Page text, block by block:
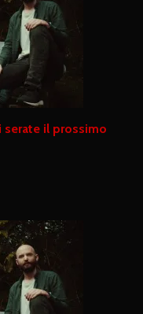
serate il prossimo